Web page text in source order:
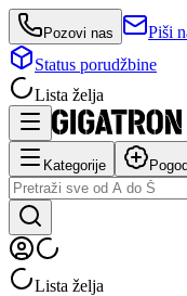
Pozovi nas
Piši
Status porudžbine
Lista želja
Kategorije
Lista želja